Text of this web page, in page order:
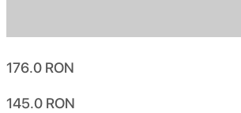
176.0 RON
145.0 RON